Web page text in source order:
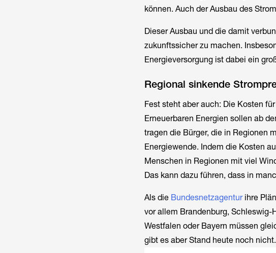
können. Auch der Ausbau des
Dieser Ausbau und die damit
zukunftssicher zu machen.
Energieversorgung ist dabei ein
Regional sinkende
Fest steht aber auch: Die Kosten
Erneuerbaren Energien sollen ab
tragen die Bürger, die in Regionen
Energiewende. Indem die Kosten
Menschen in Regionen mit viel
Das kann dazu führen, dass in
Als die Bundesnetzagenturihre
vor allem Brandenburg,
Westfalen oder Bayern müssen
gibt es aber Stand heute noch nicht.